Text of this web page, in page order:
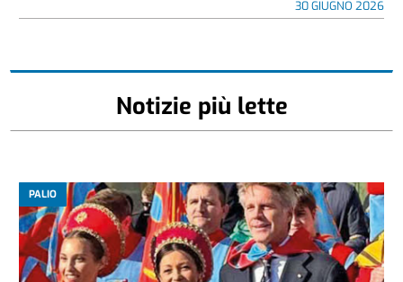
30 GIUGNO 2026
Notizie più lette
PALIO